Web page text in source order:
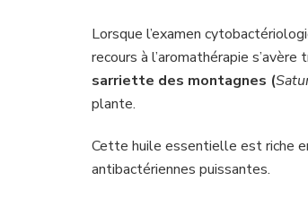
Lorsque l’examen
recours à l’aromathérapie
sarriette des montagnes (
plante.
Cette huile essentielle est riche
antibactériennes puissantes.